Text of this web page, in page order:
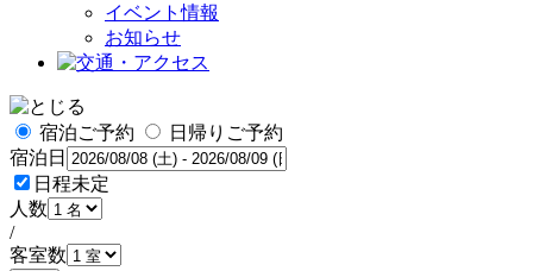
イベント情報
お知らせ
宿泊ご予約
日帰りご予約
宿泊日
日程未定
人数
/
客室数